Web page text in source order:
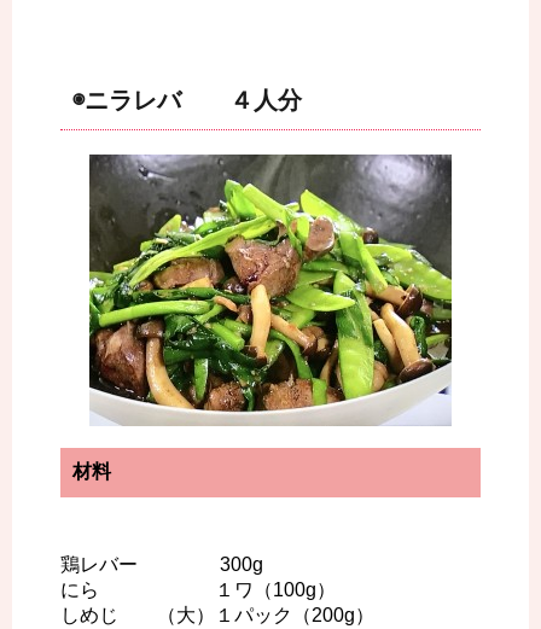
◉ニラレバ ４人分
材料
鶏レバー 300g
にら １ワ（100g）
しめじ （大）１パック（200g）